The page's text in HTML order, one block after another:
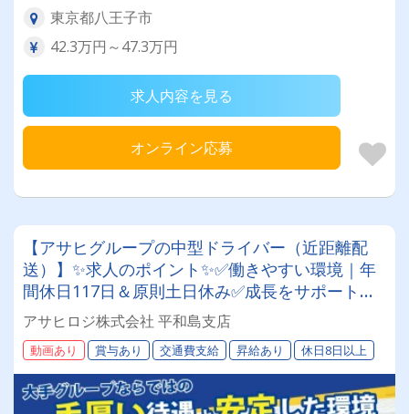
東京都八王子市
42.3万円～47.3万円
求人内容を見る
オンライン応募
【アサヒグループの中型ドライバー（近距離配
送）】✨求人のポイント✨✅働きやすい環境｜年
間休日117日＆原則土日休み✅成長をサポート｜
人を大切にする温かい社風です✅充実の福利厚生
｜退職金や賞与、共済会など多数 ✅安定した業務
量｜グループ内外で幅広く事業展開✅長く続けら
れる｜体力に自信がなくても大丈夫
アサヒロジ株式会社 平和島支店
動画あり 賞与あり 交通費支給 昇給あり 休日8日以上